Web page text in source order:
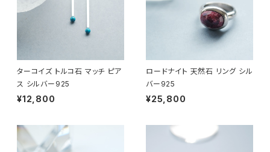
ターコイズ トルコ石 マッチ ピア
ス シルバー925
¥12,800
ロードナイト 天然石 リング シル
バー925
¥25,800